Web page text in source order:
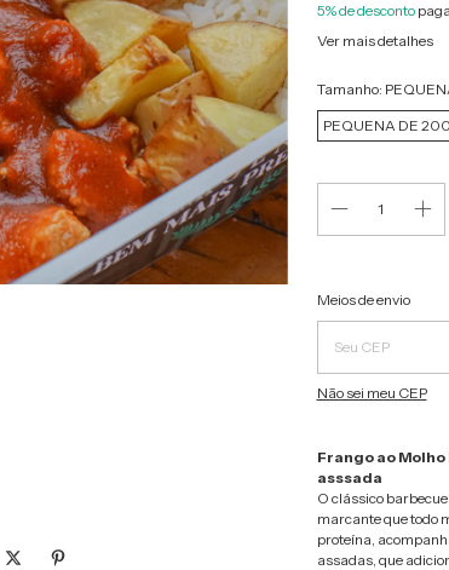
5% de desconto
Ver mais detalhes
Tamanho:
PEQUENA DE
Entregas para o CEP:
Meios de envio
Não sei meu CEP
Frango ao
asssada
O clássico
marcante que todo
proteína,
assadas, que